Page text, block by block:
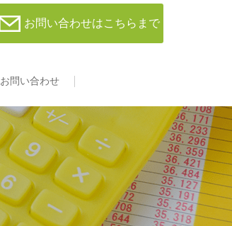
お問い合わせはこちらまで
お問い合わせ